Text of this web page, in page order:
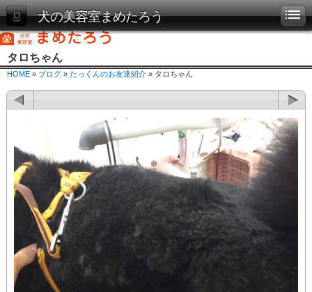
犬の美容室まめたろう
タロちゃん
HOME » ブログ » たっくんのお友達紹介 » タロちゃん